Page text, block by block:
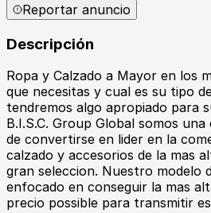
Reportar anuncio
Descripción
Ropa y Calzado a Mayor en los
que necesitas y cual es su tipo
tendremos algo apropiado para
B.I.S.C. Group Global somos
de convertirse en lider en la
calzado y accesorios de la mas
gran seleccion. Nuestro modelo
enfocado en conseguir la mas
precio possible para transmitir